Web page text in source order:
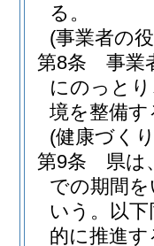
る。
(事業者の
第8条
事業
にのっと
境を整備
(健康づく
第9条
県は
での期間
いう。以下
的に推進